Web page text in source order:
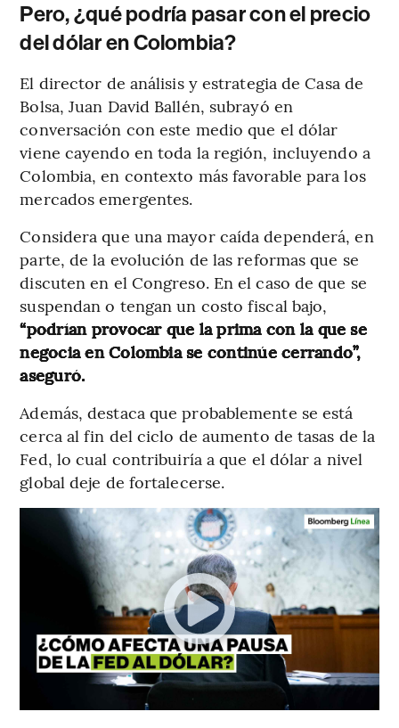
Pero, ¿qué podría pasar con el precio
del dólar en Colombia?
El director de análisis y estrategia de Casa de
Bolsa, Juan David Ballén, subrayó en
conversación con este medio que el dólar
viene cayendo en toda la región, incluyendo a
Colombia, en contexto más favorable para los
mercados emergentes.
Considera que una mayor caída dependerá, en
parte, de la evolución de las reformas que se
discuten en el Congreso. En el caso de que se
suspendan o tengan un costo fiscal bajo,
“podrían provocar que la prima con la que se
negocia en Colombia se continúe cerrando”,
aseguró.
Además, destaca que probablemente se está
cerca al fin del ciclo de aumento de tasas de la
Fed, lo cual contribuiría a que el dólar a nivel
global deje de fortalecerse.